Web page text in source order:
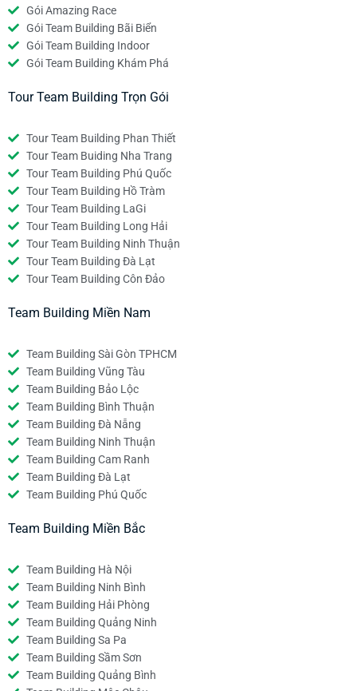
Gói Amazing Race
Gói Team Building Bãi Biển
Gói Team Building Indoor
Gói Team Building Khám Phá
Tour Team Building Trọn Gói
Tour Team Building Phan Thiết
Tour Team Buiding Nha Trang
Tour Team Building Phú Quốc
Tour Team Building Hồ Tràm
Tour Team Building LaGi
Tour Team Building Long Hải
Tour Team Building Ninh Thuận
Tour Team Building Đà Lạt
Tour Team Building Côn Đảo
Team Building Miền Nam
Team Building Sài Gòn TPHCM
Team Building Vũng Tàu
Team Building Bảo Lộc
Team Building Bình Thuận
Team Building Đà Nẵng
Team Building Ninh Thuận
Team Building Cam Ranh
Team Building Đà Lạt
Team Building Phú Quốc
Team Building Miền Bắc
Team Building Hà Nội
Team Building Ninh Bình
Team Building Hải Phòng
Team Building Quảng Ninh
Team Building Sa Pa
Team Building Sầm Sơn
Team Building Quảng Bình